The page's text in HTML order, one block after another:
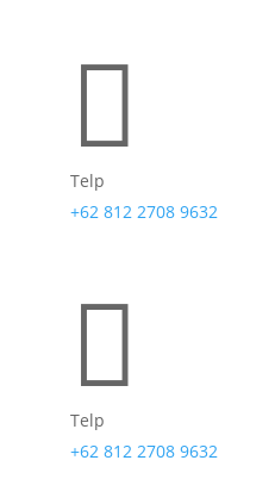

Telp
+62 812 2708 9632

Telp
+62 812 2708 9632